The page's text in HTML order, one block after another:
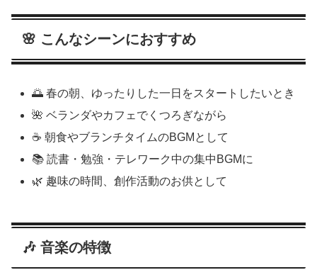
🌸 こんなシーンにおすすめ
🌅 春の朝、ゆったりした一日をスタートしたいとき
🌺 ベランダやカフェでくつろぎながら
☕ 朝食やブランチタイムのBGMとして
📚 読書・勉強・テレワーク中の集中BGMに
🌿 趣味の時間、創作活動のお供として
🎶 音楽の特徴